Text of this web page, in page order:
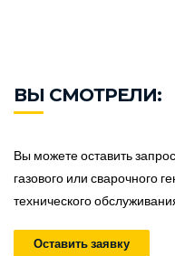
ВЫ СМОТРЕЛИ:
Вы можете оставить
газового или сварочного
технического
Оставить заявку